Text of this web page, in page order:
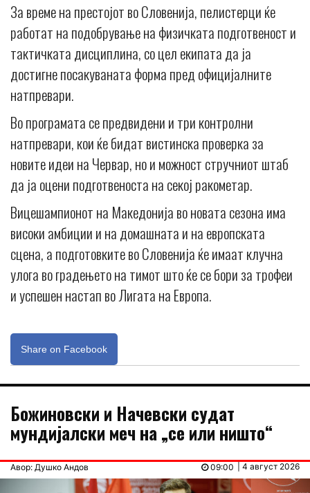
За време на престојот во Словенија, пелистерци ќе
работат на подобрување на физичката подготвеност и
тактичката дисциплина, со цел екипата да ја
достигне посакуваната форма пред официјалните
натпревари.
Во програмата се предвидени и три контролни
натпревари, кои ќе бидат вистинска проверка за
новите идеи на Червар, но и можност стручниот штаб
да ја оцени подготвеноста на секој ракометар.
Вицешампионот на Македонија во новата сезона има
високи амбиции и на домашната и на европската
сцена, а подготовките во Словенија ќе имаат клучна
улога во градењето на тимот што ќе се бори за трофеи
и успешен настап во Лигата на Европа.
Share on Facebook
Божиновски и Начевски судат
мундијалски меч на „се или ништо“
Авор: Душко Андов | 4 август 2026
09:00